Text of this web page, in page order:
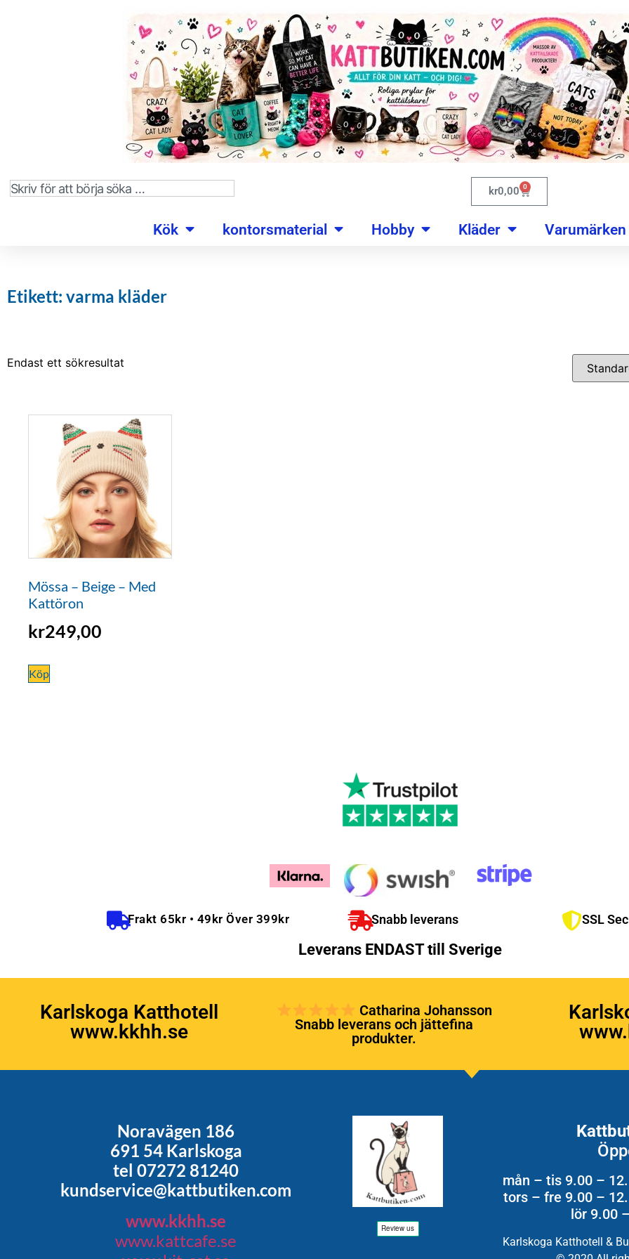
kr0,00 0
Kök kontorsmaterial Hobby Kläder Varumärken
Etikett: varma kläder
Endast ett sökresultat
Mössa – Beige – Med
Kattöron
kr249,00
Köp
Frakt 65kr • 49kr Över 399kr Snabb leverans SSL
Leverans ENDAST till Sverige
Karlskoga Katthotell
www.kkhh.se
Catharina Johansson
Snabb leverans och jättefina
produkter.
Noravägen 186
691 54 Karlskoga
tel 07272 81240
kundservice@kattbutiken.com
www.kkhh.se
www.kattcafe.se
mån – tis 9.00 –
tors – fre 9.00 –
lör 9.00
Karlskoga Katthotell &